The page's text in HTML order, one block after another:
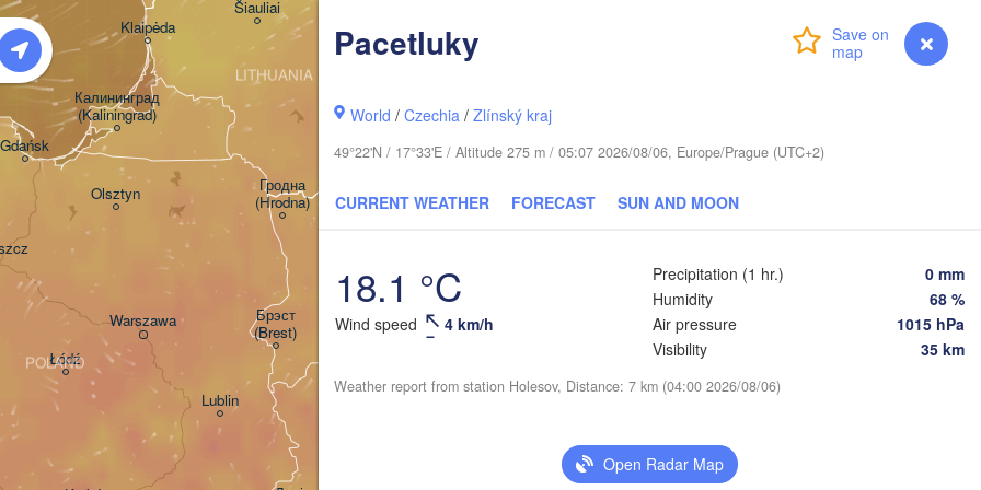
myVentusky Forecast
Pacetluky
World /Czechia /Zlínský kraj
49°22'N / 17°33'E / Altitude 275 m / 05:07 2026/08/06, Europe/Prague (UTC+2)
CURRENT WEATHER FORECAST SUN AND MOON
18.1 °C
Wind speed 4 km/h
Precipitation (1 hr.)
0 mm
Humidity
68 %
Air pressure
1015 hPa
Visibility
35 km
Weather report from station Holesov, Distance: 7 km (04:00 2026/08/06)
Open Radar Map
Warszawa
Łódź
Olsztyn
Klaipėda
Gdańsk
Калининград
(Kaliningrad)
POLAND
Šiauliai
Київ
(Kyiv)
Мінск
Гомель
(Homieĺ)
Vilnius
(Chernihiv)
(Pinsk)
(Salihorsk)
Гродна
(Hrodna)
Магілёў
Lublin
Брэст
(Brest)
LITHUANIA